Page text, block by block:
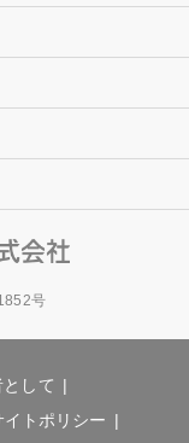
号
して
イトポリシー